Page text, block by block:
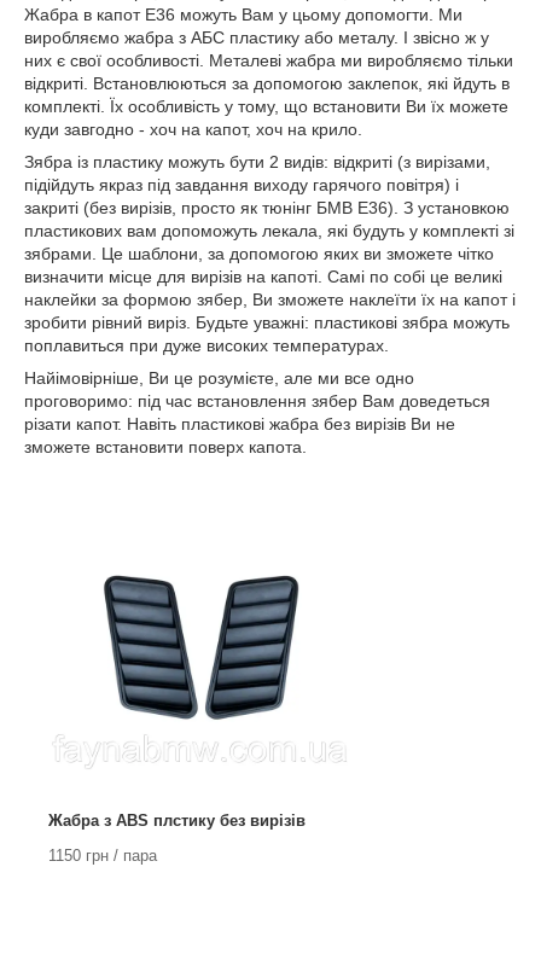
Жабра в капот Е36 можуть Вам у цьому допомогти. Ми
виробляємо жабра з АБС пластику або металу. І звісно ж у
них є свої особливості. Металеві жабра ми виробляємо тільки
відкриті. Встановлюються за допомогою заклепок, які йдуть в
комплекті. Їх особливість у тому, що встановити Ви їх можете
куди завгодно - хоч на капот, хоч на крило.
Зябра із пластику можуть бути 2 видів: відкриті (з вирізами,
підійдуть якраз під завдання виходу гарячого повітря) і
закриті (без вирізів, просто як тюнінг БМВ Е36). З установкою
пластикових вам допоможуть лекала, які будуть у комплекті зі
зябрами. Це шаблони, за допомогою яких ви зможете чітко
визначити місце для вирізів на капоті. Самі по собі це великі
наклейки за формою зябер, Ви зможете наклеїти їх на капот і
зробити рівний виріз. Будьте уважні: пластикові зябра можуть
поплавиться при дуже високих температурах.
Найімовірніше, Ви це розумієте, але ми все одно
проговоримо: під час встановлення зябер Вам доведеться
різати капот. Навіть пластикові жабра без вирізів Ви не
зможете встановити поверх капота.
Жабра з ABS плстику без вирізів
1150 грн / пара